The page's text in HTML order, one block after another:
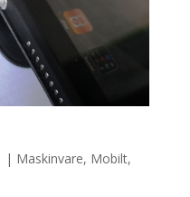
| Maskinvare, Mobilt,